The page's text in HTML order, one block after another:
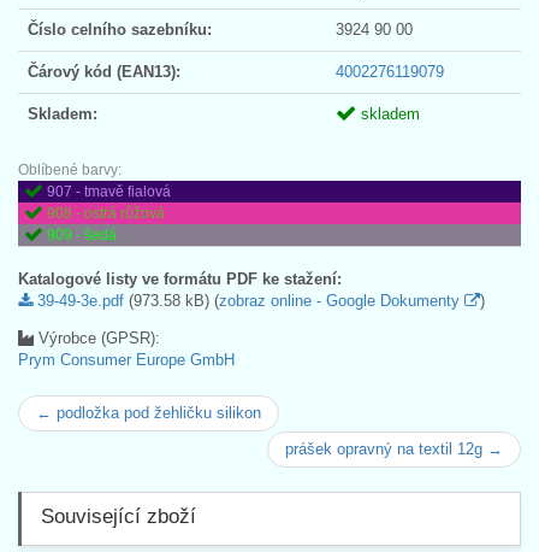
Číslo celního sazebníku: 3924 90 00
Čárový kód (EAN13): 4002276119079
Skladem: skladem
Oblíbené barvy:
907 - tmavě fialová
908 - ostrá růžová
909 - šedá
Katalogové listy ve formátu PDF ke stažení:
39-49-3e.pdf (973.58 kB) (zobraz online - Google Dokumenty )
Výrobce (GPSR):
Prym Consumer Europe GmbH
← podložka pod žehličku silikon
prášek opravný na textil 12g →
Související zboží